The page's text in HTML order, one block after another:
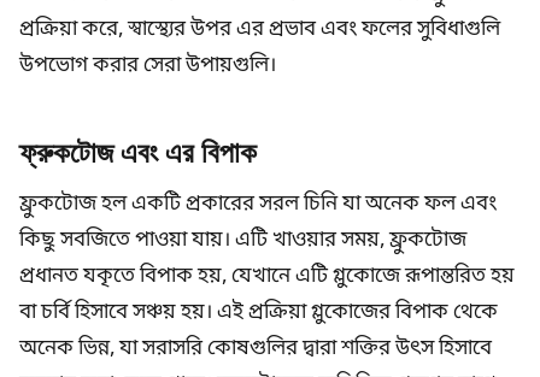
প্রক্রিয়া করে, স্বাস্থ্যের উপর এর প্রভাব এবং ফলের সুবিধাগুলি
উপভোগ করার সেরা উপায়গুলি।
ফ্রুকটোজ এবং এর বিপাক
ফ্রুকটোজ হল একটি প্রকারের সরল চিনি যা অনেক ফল এবং
কিছু সবজিতে পাওয়া যায়। এটি খাওয়ার সময়, ফ্রুকটোজ
প্রধানত যকৃতে বিপাক হয়, যেখানে এটি গ্লুকোজে রূপান্তরিত হয়
বা চর্বি হিসাবে সঞ্চয় হয়। এই প্রক্রিয়া গ্লুকোজের বিপাক থেকে
অনেক ভিন্ন, যা সরাসরি কোষগুলির দ্বারা শক্তির উৎস হিসাবে